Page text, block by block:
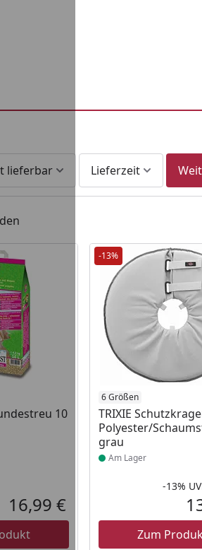
lieferbar Lieferzeit
10
Aktueller Preis
16,99 €
-13%
6 Größen
TRIXIE
Polyester/
grau
Produkt am Lager
Am Lager
-13%
Zum